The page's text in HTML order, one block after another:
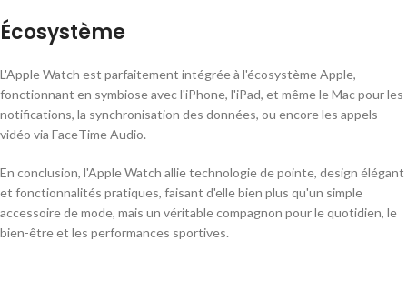
Écosystème
L'Apple Watch est parfaitement intégrée à l'écosystème Apple,
fonctionnant en symbiose avec l'iPhone, l'iPad, et même le Mac pour les
notifications, la synchronisation des données, ou encore les appels
vidéo via FaceTime Audio.
En conclusion, l'Apple Watch allie technologie de pointe, design élégant
et fonctionnalités pratiques, faisant d'elle bien plus qu'un simple
accessoire de mode, mais un véritable compagnon pour le quotidien, le
bien-être et les performances sportives.